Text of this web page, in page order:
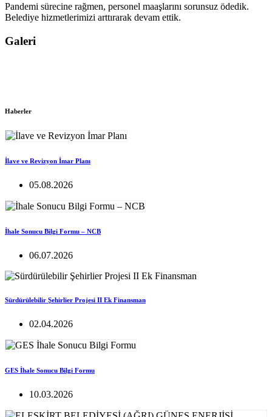
Pandemi sürecine rağmen, personel maaşlarını sorunsuz ödedik.
Belediye hizmetlerimizi arttırarak devam ettik.
Galeri
Haberler
İlave ve Revizyon İmar Planı
05.08.2026
İhale Sonucu Bilgi Formu – NCB
06.07.2026
Sürdürülebilir Şehirlier Projesi II Ek Finansman
02.04.2026
GES İhale Sonucu Bilgi Formu
10.03.2026